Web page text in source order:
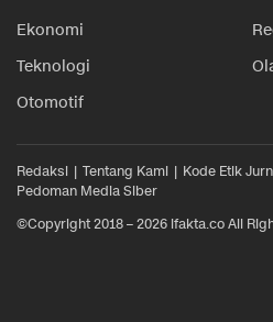
Ekonomi
Teknologi
Otomotif
Redaksi Tentang Kami Kode Etik
Pedoman Media Siber
©Copyright 2018 – 2026 ifakta.co All